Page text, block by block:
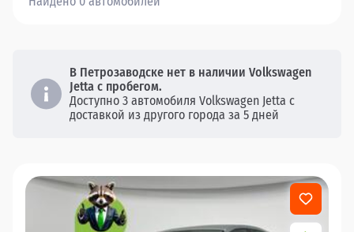
В Петрозаводске нет в наличии Volkswagen
Jetta с пробегом.
Доступно 3 автомобиля Volkswagen Jetta с
доставкой из другого города за 5 дней